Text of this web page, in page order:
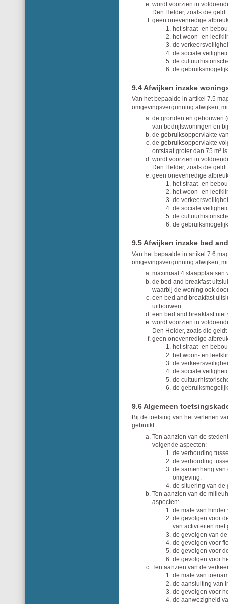
wordt voorzien in
Den Helder, zoals die
geen onevenredige
het straat- en
het woon- en
de
de sociale
de
de
9.4 Afwijken inzake
Van het bepaalde in artikel 7.5
omgevingsvergunning afwijken,
de gronden en gebouwen
van bedrijfswoningen en
de gebruiksoppervlakte
de gebruiksoppervlakte
ontstaat groter dan 75 m²
wordt voorzien in
Den Helder, zoals die
geen onevenredige
het straat- en
het woon- en
de
de sociale
de
de
9.5 Afwijken inzake bed
Van het bepaalde in artikel 7.6
omgevingsvergunning afwijken,
maximaal 4 slaapplaatsen
de bed and breakfast
waarbij de woning ook
een bed and breakfast
uitbouwen.
een bed and breakfast
wordt voorzien in
Den Helder, zoals die
geen onevenredige
het straat- en
het woon- en
de
de sociale
de
de
9.6 Algemeen
Bij de toetsing van het verlenen
gebruikt:
Ten aanzien van de
volgende aspecten:
de verhouding
de verhouding
de samenhang van
omgeving;
de situering van de
Ten aanzien van de
aspecten:
de mate van
de gevolgen voor
van activiteiten met
de gevolgen van
de gevolgen voor
de gevolgen voor
de gevolgen voor
Ten aanzien van de
de mate van
de aansluiting van
de gevolgen voor
de aanwezigheid